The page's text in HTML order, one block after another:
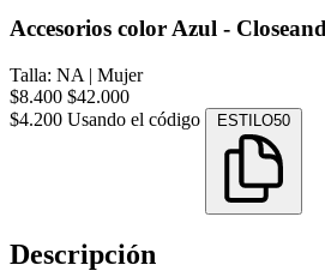
Accesorios color Azul -
Talla: NA | Mujer
$8.400 $42.000
$4.200 Usando el código ESTILO50
Descripción